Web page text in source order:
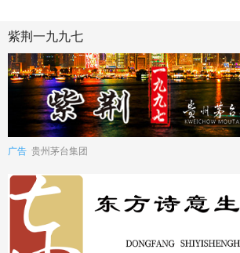
紫荆一九九七
广告 贵州茅台集团